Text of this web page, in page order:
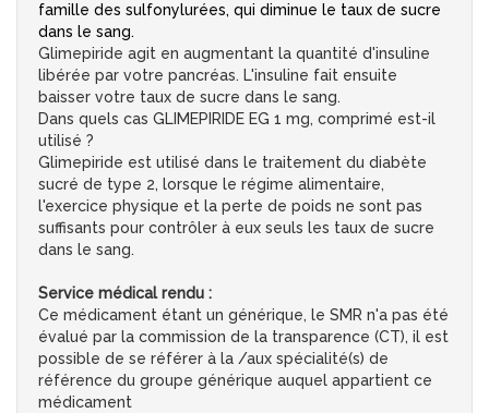
famille des sulfonylurées, qui diminue le taux de sucre
dans le sang.
Glimepiride agit en augmentant la quantité d'insuline
libérée par votre pancréas. L'insuline fait ensuite
baisser votre taux de sucre dans le sang.
Dans quels cas GLIMEPIRIDE EG 1 mg, comprimé est-il
utilisé ?
Glimepiride est utilisé dans le traitement du diabète
sucré de type 2, lorsque le régime alimentaire,
l'exercice physique et la perte de poids ne sont pas
suffisants pour contrôler à eux seuls les taux de sucre
dans le sang.
Service médical rendu :
Ce médicament étant un générique, le SMR n'a pas été
évalué par la commission de la transparence (CT), il est
possible de se référer à la /aux spécialité(s) de
référence du groupe générique auquel appartient ce
médicament